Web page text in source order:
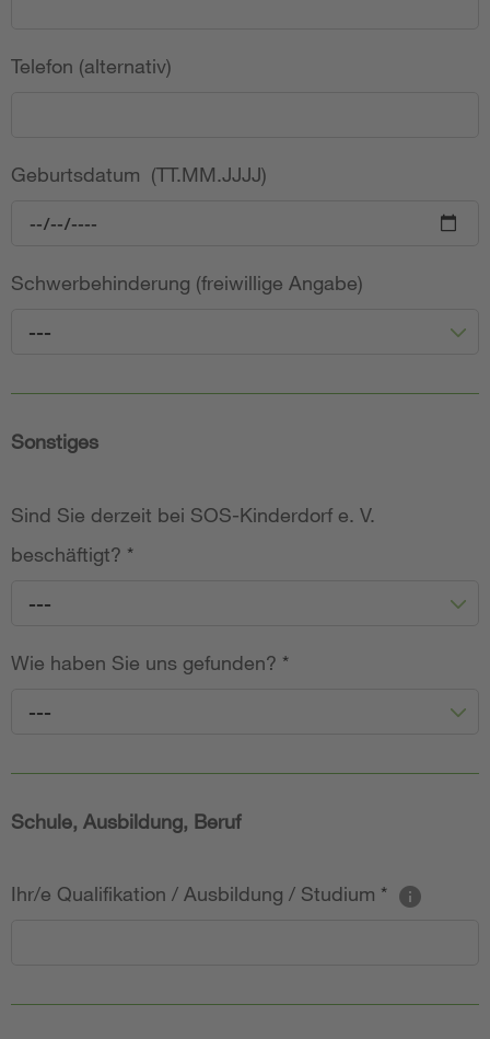
Telefon (alternativ)
Geburtsdatum (TT.MM.JJJJ)
Schwerbehinderung (freiwillige Angabe)
---
Sonstiges
Sind Sie derzeit bei SOS-Kinderdorf e. V.
beschäftigt? *
---
Wie haben Sie uns gefunden? *
---
Schule, Ausbildung, Beruf
Ihr/e Qualifikation / Ausbildung / Studium *